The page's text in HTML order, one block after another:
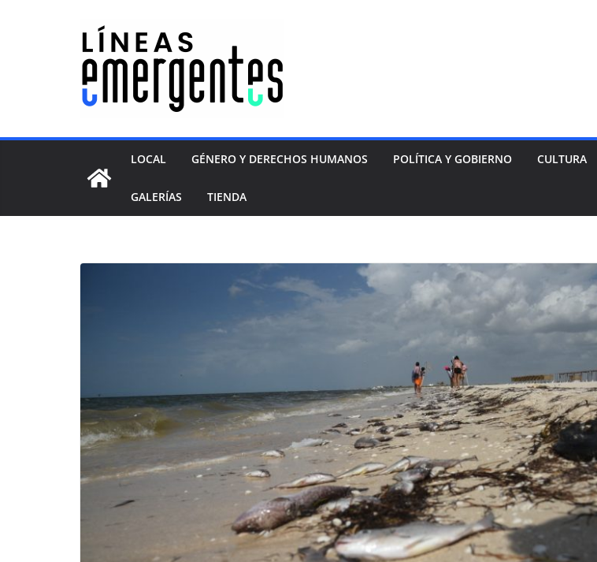
LOCAL GÉNERO Y DERECHOS HUMANOS POLÍTICA Y GOBIERNO CULTURA
GALERÍAS TIENDA